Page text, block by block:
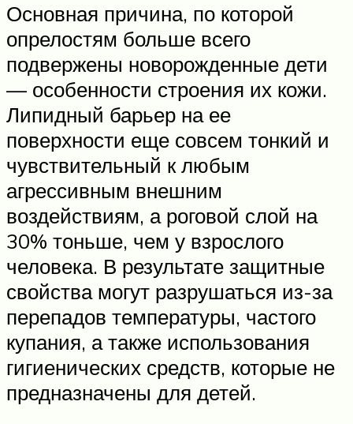
Основная причина, по которой
опрелостям больше всего
подвержены новорожденные дети
— особенности строения их кожи.
Липидный барьер на ее
поверхности еще совсем тонкий и
чувствительный к любым
агрессивным внешним
воздействиям, а роговой слой на
30% тоньше, чем у взрослого
человека. В результате защитные
свойства могут разрушаться из-за
перепадов температуры, частого
купания, а также использования
гигиенических средств, которые не
предназначены для детей.